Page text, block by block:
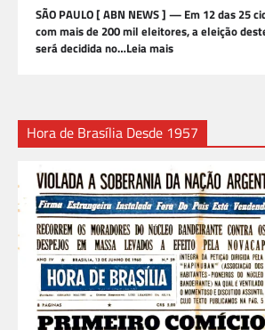
SÃO PAULO [ ABN NEWS ] — Em 12 das 25
com mais de 200 mil eleitores, a eleição
será decidida no…Leia mais
Hora de Brasília Desde 1957